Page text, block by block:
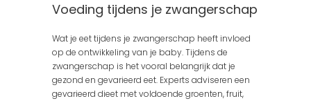
Voeding tijdens je zwangerschap
Wat je eet tijdens je zwangerschap heeft invloed
op de ontwikkeling van je baby. Tijdens de
zwangerschap is het vooral belangrijk dat je
gezond en gevarieerd eet. Experts adviseren een
gevarieerd dieet met voldoende groenten, fruit,